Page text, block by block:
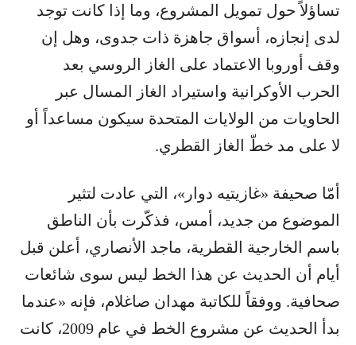
تساؤلاً حول تمويل المشروع، وما إذا كانت توجد
لدى إنجازه، أسواق جاهزة ذات جدوى، وهل إن
وقف أوروبا الاعتماد على الغاز الروسي بعد
الحرب الأوكرانية واستيراد الغاز المسال عبر
الحاويات من الولايات المتحدة سيكون مساعداً أو
لا على مد خطّ الغاز القطري.
أمّا صحيفة «غازيتيه دوار»، التي عادت لتثير
الموضوع من جديد، أمس، فذكّرت بأن الناطق
باسم الخارجية القطرية، ماجد الأنصاري، أعلن قبل
أيام أن الحديث عن هذا الخط ليس سوى شائعات
صحافية. ووفقاً للكاتبة مهدان صاغلام، فإنه «عندما
بدأ الحديث عن مشروع الخط في عام 2009، كانت